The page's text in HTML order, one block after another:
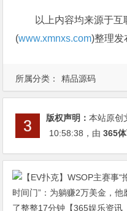
所属分类： 精品源码
以上内容均来源于互
(www.xmnxs.com)整理发
版权声明：本站原创
10:58:38 ，由365